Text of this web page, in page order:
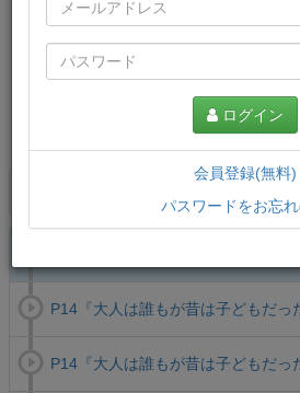
P14『大人は誰もが昔は子どもだっ
P14『大人は誰もが昔は子どもだっ
ログイン
会員登録(無料)
パスワードをお忘